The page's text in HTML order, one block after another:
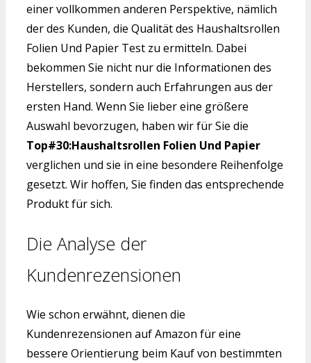
einer vollkommen anderen Perspektive, nämlich
der des Kunden, die Qualität des Haushaltsrollen
Folien Und Papier Test zu ermitteln. Dabei
bekommen Sie nicht nur die Informationen des
Herstellers, sondern auch Erfahrungen aus der
ersten Hand. Wenn Sie lieber eine größere
Auswahl bevorzugen, haben wir für Sie die
Top#30:Haushaltsrollen Folien Und Papier
verglichen und sie in eine besondere Reihenfolge
gesetzt. Wir hoffen, Sie finden das entsprechende
Produkt für sich.
Die Analyse der
Kundenrezensionen
Wie schon erwähnt, dienen die
Kundenrezensionen auf Amazon für eine
bessere Orientierung beim Kauf von bestimmten